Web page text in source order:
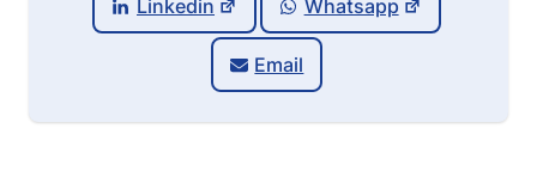
Linkedin Whatsapp
Email